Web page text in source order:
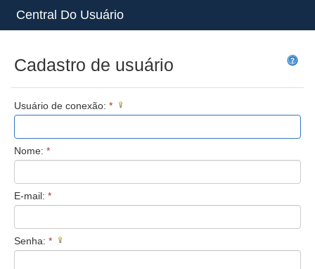
Central Do Usuário
Cadastro de usuário
Usuário de conexão: *
Nome: *
E-mail: *
Senha: *